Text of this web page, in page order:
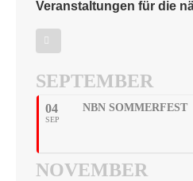
Veranstaltungen für die
SEPTEMBER
04
SEP
NBN SOMMERFEST
NOVEMBER